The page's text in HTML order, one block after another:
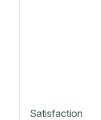
Satisfaction